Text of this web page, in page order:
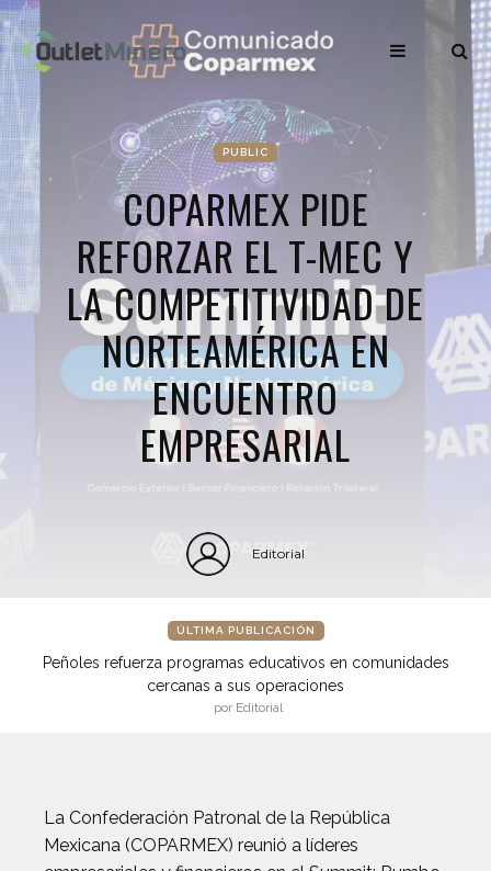
PUBLIC
COPARMEX PIDE
REFORZAR EL T-MEC Y
LA COMPETITIVIDAD DE
NORTEAMÉRICA EN
ENCUENTRO
EMPRESARIAL
Editorial
ÚLTIMA PUBLICACIÓN
Peñoles refuerza programas educativos en comunidades
cercanas a sus operaciones
por Editorial
La Confederación Patronal de la República
Mexicana (COPARMEX) reunió a líderes